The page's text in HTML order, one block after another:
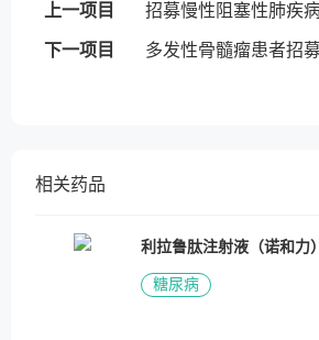
上一项目
下一项目
相关药品
利拉鲁肽注射液（诺和力）
糖尿病